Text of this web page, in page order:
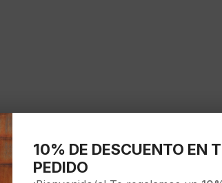
10% DE DESCUENTO EN
PEDIDO